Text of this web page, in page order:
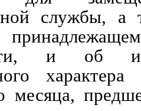
службы, а
и об их
месяца,